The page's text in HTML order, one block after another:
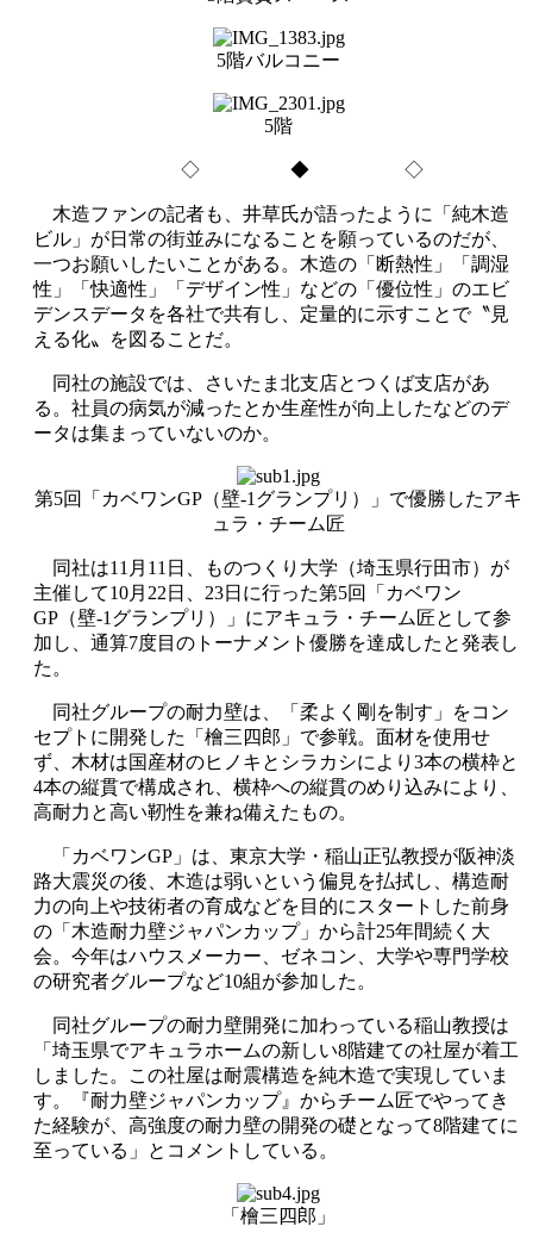
5階バルコニー
5階
◇ ◆ ◇
木造ファンの記者も、井草氏が語ったように「純木造
ビル」が日常の街並みになることを願っているのだが、
一つお願いしたいことがある。木造の「断熱性」「調湿
性」「快適性」「デザイン性」などの「優位性」のエビ
デンスデータを各社で共有し、定量的に示すことで〝見
える化〟を図ることだ。
同社の施設では、さいたま北支店とつくば支店があ
る。社員の病気が減ったとか生産性が向上したなどのデ
ータは集まっていないのか。
第5回「カベワンGP（壁‐1グランプリ）」で優勝したアキ
ュラ・チーム匠
同社は11月11日、ものつくり大学（埼玉県行田市）が
主催して10月22日、23日に行った第5回「カベワン
GP（壁‐1グランプリ）」にアキュラ・チーム匠として参
加し、通算7度目のトーナメント優勝を達成したと発表し
た。
同社グループの耐力壁は、「柔よく剛を制す」をコン
セプトに開発した「檜三四郎」で参戦。面材を使用せ
ず、木材は国産材のヒノキとシラカシにより3本の横枠と
4本の縦貫で構成され、横枠への縦貫のめり込みにより、
高耐力と高い靭性を兼ね備えたもの。
「カベワンGP」は、東京大学・稲山正弘教授が阪神淡
路大震災の後、木造は弱いという偏見を払拭し、構造耐
力の向上や技術者の育成などを目的にスタートした前身
の「木造耐力壁ジャパンカップ」から計25年間続く大
会。今年はハウスメーカー、ゼネコン、大学や専門学校
の研究者グループなど10組が参加した。
同社グループの耐力壁開発に加わっている稲山教授は
「埼玉県でアキュラホームの新しい8階建ての社屋が着工
しました。この社屋は耐震構造を純木造で実現していま
す。『耐力壁ジャパンカップ』からチーム匠でやってき
た経験が、高強度の耐力壁の開発の礎となって8階建てに
至っている」とコメントしている。
「檜三四郎」